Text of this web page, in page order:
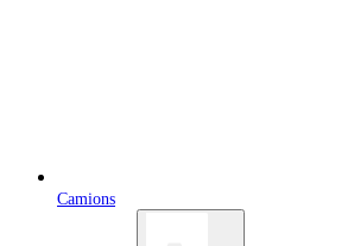
Camions